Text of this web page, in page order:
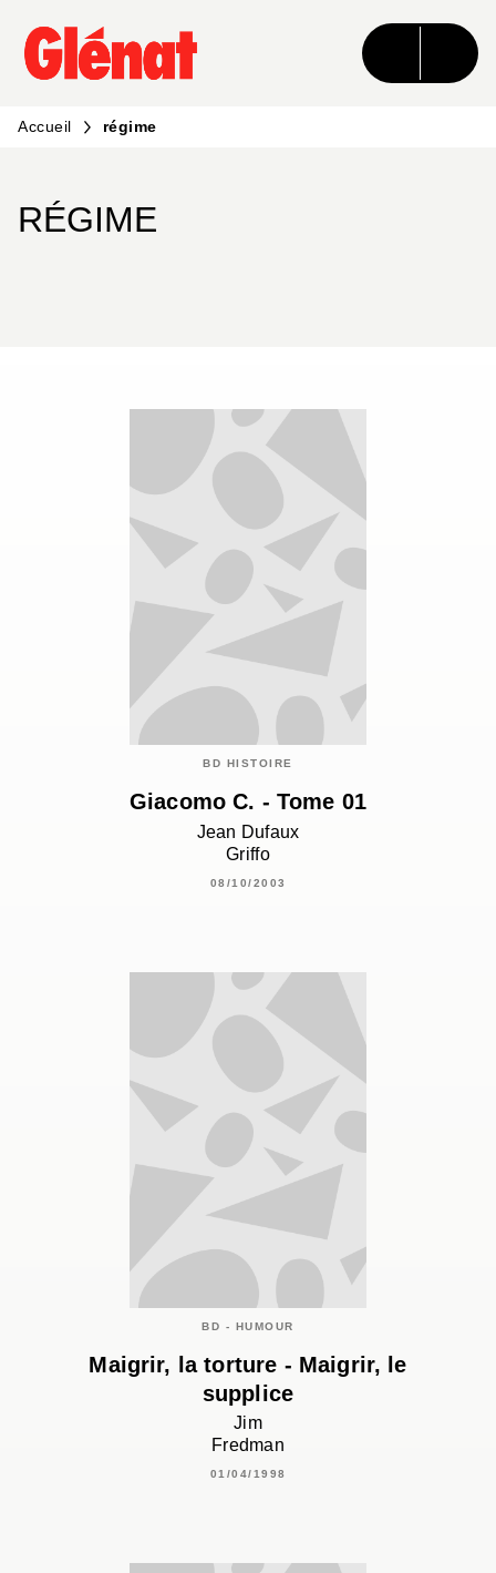
MENU RECHERCHE CONTENU
PIED DE PAGE
Accueil régime
RÉGIME
BD HISTOIRE
Giacomo C. - Tome 01
Jean Dufaux
Griffo
08/10/2003
BD - HUMOUR
Maigrir, la torture - Maigrir, le
supplice
Jim
Fredman
01/04/1998